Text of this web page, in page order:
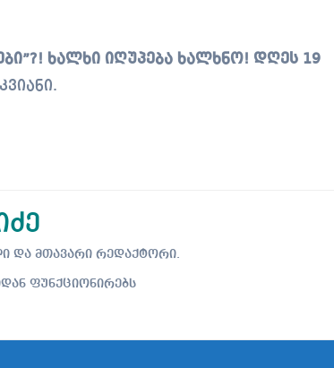
ხალხი იღუპება ხალხნო! დღეს 19
და მთავარი რედაქტორი.
ფუნქციონირებს